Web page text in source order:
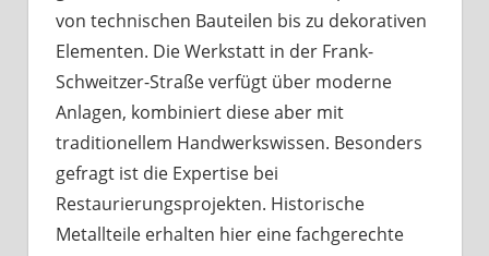
von technischen Bauteilen bis zu dekorativen
Elementen. Die Werkstatt in der Frank-
Schweitzer-Straße verfügt über moderne
Anlagen, kombiniert diese aber mit
traditionellem Handwerkswissen. Besonders
gefragt ist die Expertise bei
Restaurierungsprojekten. Historische
Metallteile erhalten hier eine fachgerechte